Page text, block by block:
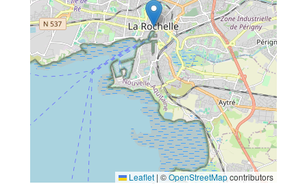
Leaflet | ©OpenStreetMapcontributors